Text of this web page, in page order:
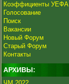
Коэффициенты УЕФА
Голосование
Поиск
Вакансии
Новый Форум
Старый Форум
Контакты
АРХИВЫ: